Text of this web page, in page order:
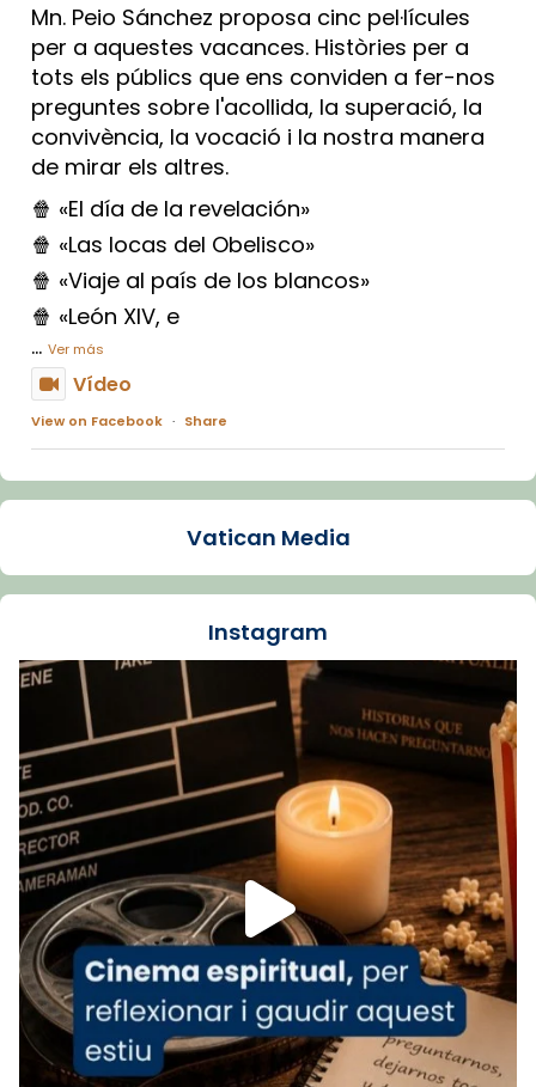
Mn. Peio Sánchez proposa cinc pel·lícules
per a aquestes vacances. Històries per a
tots els públics que ens conviden a fer-nos
preguntes sobre l'acollida, la superació, la
convivència, la vocació i la nostra manera
de mirar els altres.
🍿 «El día de la revelación»
🍿 «Las locas del Obelisco»
🍿 «Viaje al país de los blancos»
🍿 «León XIV, e
... Ver más
Vídeo
View on Facebook · Share
Arquebisbat de Barcelona
La Carmina va patir depressió. Fa gairebé
dos mesos, a l'Estadi Lluís Companys, la
Recupera l'entrevista comp
Vatican
tican News 👇
www.vaticannews.va/es/iglesia/news/2026-
07/carmina-historia-depresion-papa-viaje-
espana-testimoni...
Foto
View on Facebook · Share
Arquebisbat de Barcelona
2 weeks ago
«Avui les santes Juliana i Semproniana ens
ajuden a alçar la mirada»
Vatican Media
Instagram